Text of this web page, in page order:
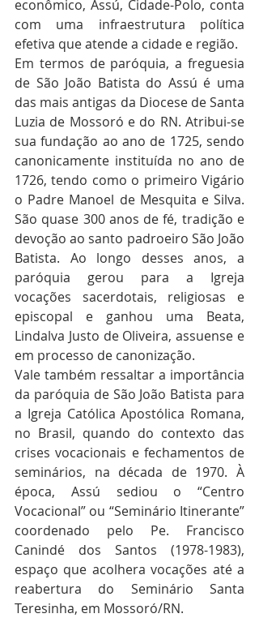
econômico, Assú, Cidade-Polo, conta
com uma infraestrutura política
efetiva que atende a cidade e região.
Em termos de paróquia, a freguesia
de São João Batista do Assú é uma
das mais antigas da Diocese de Santa
Luzia de Mossoró e do RN. Atribui-se
sua fundação ao ano de 1725, sendo
canonicamente instituída no ano de
1726, tendo como o primeiro Vigário
o Padre Manoel de Mesquita e Silva.
São quase 300 anos de fé, tradição e
devoção ao santo padroeiro São João
Batista. Ao longo desses anos, a
paróquia gerou para a Igreja
vocações sacerdotais, religiosas e
episcopal e ganhou uma Beata,
Lindalva Justo de Oliveira, assuense e
em processo de canonização.
Vale também ressaltar a importância
da paróquia de São João Batista para
a Igreja Católica Apostólica Romana,
no Brasil, quando do contexto das
crises vocacionais e fechamentos de
seminários, na década de 1970. À
época, Assú sediou o “Centro
Vocacional” ou “Seminário Itinerante”
coordenado pelo Pe. Francisco
Canindé dos Santos (1978-1983),
espaço que acolhera vocações até a
reabertura do Seminário Santa
Teresinha, em Mossoró/RN.